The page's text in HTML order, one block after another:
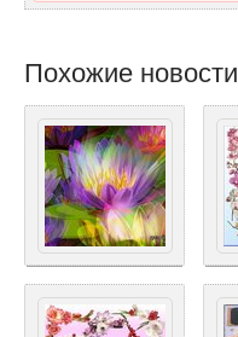
Похожие новости